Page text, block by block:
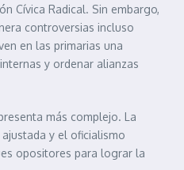
Cívica Radical. Sin embargo,
controversias incluso
en las primarias una
y ordenar alianzas
más complejo. La
y el oficialismo
opositores para lograr la